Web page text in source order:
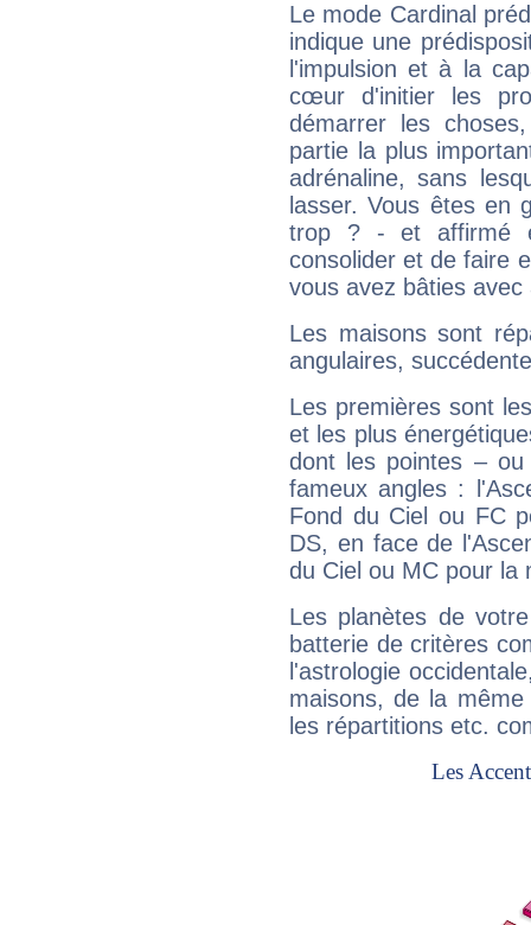
Le mode Cardinal
indique une
l'impulsion et à la
cœur d'initier les
démarrer les
partie la plus
adrénaline, sans
lasser. Vous êtes en
trop ? - et affirmé
consolider et de faire
vous avez bâties avec
Les maisons sont
angulaires,
Les premières sont
et les plus
dont les pointes –
fameux angles :
Fond du Ciel ou FC
DS, en face de
du Ciel ou MC pour la
Les planètes de
batterie de critères
l'astrologie
maisons, de la
les répartitions etc.